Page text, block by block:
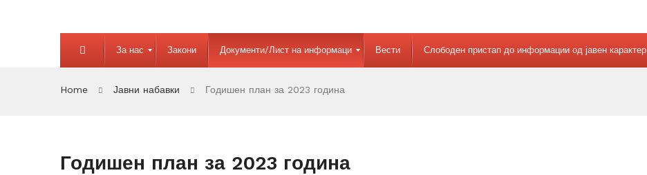
За нас Закони Документи/Лист на информаци Вести Слободен пристап до информации од јавен карактер
Home Јавни набавки Годишен план за 2023 година
Годишен план за 2023 година